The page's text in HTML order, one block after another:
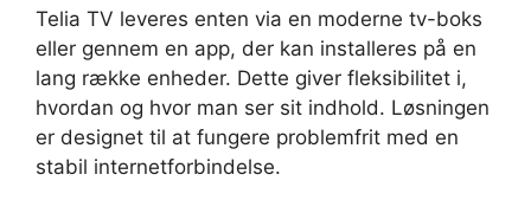
Telia TV leveres enten via en moderne tv-boks
eller gennem en app, der kan installeres på en
lang række enheder. Dette giver fleksibilitet i,
hvordan og hvor man ser sit indhold. Løsningen
er designet til at fungere problemfrit med en
stabil internetforbindelse.